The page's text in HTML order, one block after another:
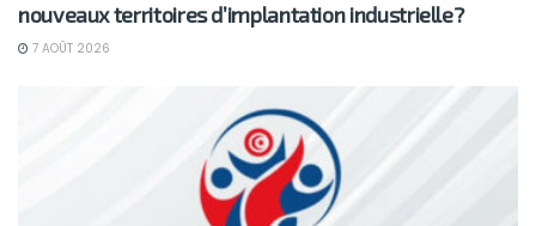
nouveaux territoires d’implantation industrielle?
7 AOÛT 2026